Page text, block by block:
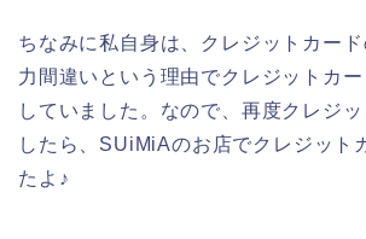
ちなみに私自身は、クレジットカー
力間違いという理由でクレジットカ
していました。なので、再度クレジ
したら、SUiMiAのお店でクレジット
たよ♪